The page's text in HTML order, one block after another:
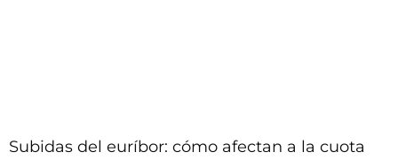
Subidas del euríbor: cómo afectan a la cuota